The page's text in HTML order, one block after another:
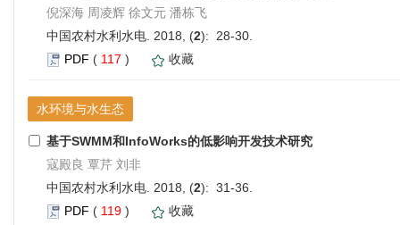
倪深海 周凌辉 徐文元 潘栋飞
中国农村水利水电. 2018, (2): 28-30.
PDF ( 117 ) 收藏
水环境与水生态
基于SWMM和InfoWorks的低影响开发技术研究
寇殿良 覃芹 刘非
中国农村水利水电. 2018, (2): 31-36.
PDF ( 119 ) 收藏